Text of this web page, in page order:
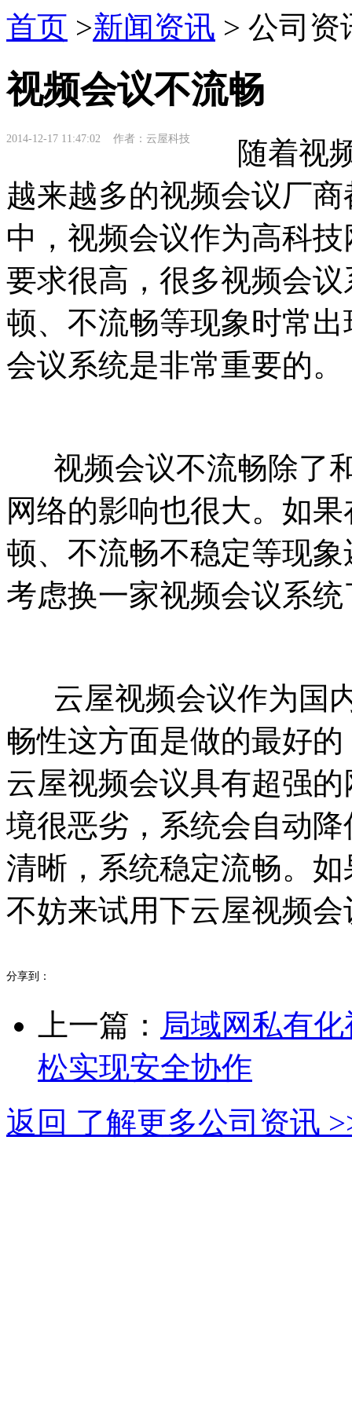
首页 >新闻资讯 > 公司资
视频会议不流畅
2014-12-17 11:47:02 作者：云屋科技
随着视频
越来越多的视频会议厂
中，视频会议作为高科
要求很高，很多视频会
顿、不流畅等现象时常
会议系统是非常重要的。
视频会议不流畅除了
网络的影响也很大。如
顿、不流畅不稳定等现
考虑换一家视频会议系统
云屋视频会议作为国
畅性这方面是做的最好
云屋视频会议具有超强
境很恶劣，系统会自动
清晰，系统稳定流畅。
不妨来试用下云屋视频
分享到：
上一篇： 局域网私有
松实现安全协作
返回 了解更多公司资讯